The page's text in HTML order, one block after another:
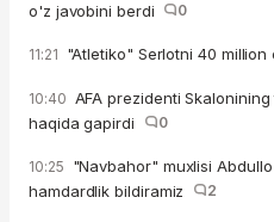
o'z javobini berdi
0
11:21 "Atletiko" Serlotni 40
10:40 AFA prezidenti
haqida gapirdi
0
10:25 "Navbahor" muxlisi
hamdardlik bildiramiz
2